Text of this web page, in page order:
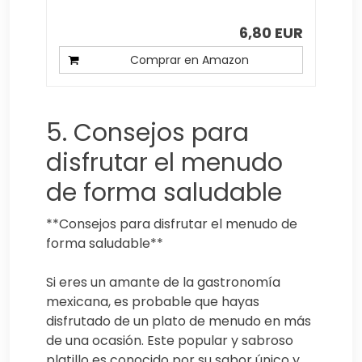
6,80 EUR
Comprar en Amazon
5. Consejos para
disfrutar el menudo
de forma saludable
**Consejos para disfrutar el menudo de
forma saludable**
Si eres un amante de la gastronomía
mexicana, es probable que hayas
disfrutado de un plato de menudo en más
de una ocasión. Este popular y sabroso